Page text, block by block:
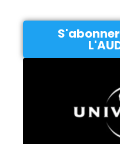
S'abonner